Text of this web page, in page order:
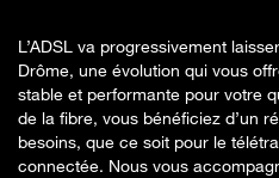
L’ADSL va progressivement
Drôme, une évolution qui vous
stable et performante pour votre
de la fibre, vous bénéficiez d’un
besoins, que ce soit pour le
connectée. Nous vous